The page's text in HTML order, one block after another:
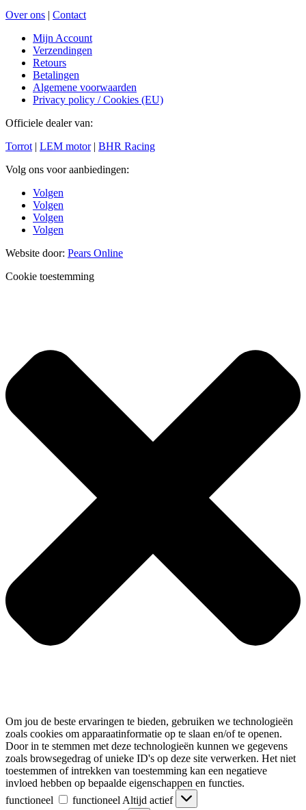
Over ons | Contact
Mijn Account
Verzendingen
Retours
Betalingen
Algemene voorwaarden
Privacy policy / Cookies (EU)
Officiele dealer van:
Torrot | LEM motor| BHR Racing
Volg ons voor aanbiedingen:
Volgen
Volgen
Volgen
Volgen
Website door: Pears Online
Cookie toestemming
Om jou de beste ervaringen te bieden, gebruiken we technologieën
zoals cookies om apparaatinformatie op te slaan en/of te openen.
Door in te stemmen met deze technologieën kunnen we gegevens
zoals browsegedrag of unieke ID's op deze site verwerken. Het niet
toestemmen of intrekken van toestemming kan een negatieve
invloed hebben op bepaalde eigenschappen en functies.
functioneel
functioneel Altijd actief